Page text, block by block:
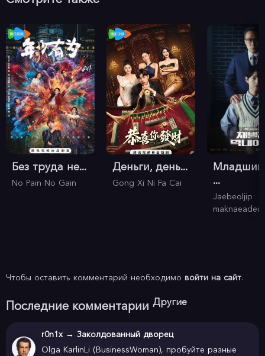
Без труда не...
No Pain No Gain
Деньги, день...
Gong Xi Ni Fa Cai
...
Jaebeoljip
maknaeadeul
Чтобы оставить комментарий необходимо войти на сайт.
Последние комментарии Другие
r0n1x → Заколдованный дворец
Olga KarlinLi (BusinessWoman), пробуйте разные